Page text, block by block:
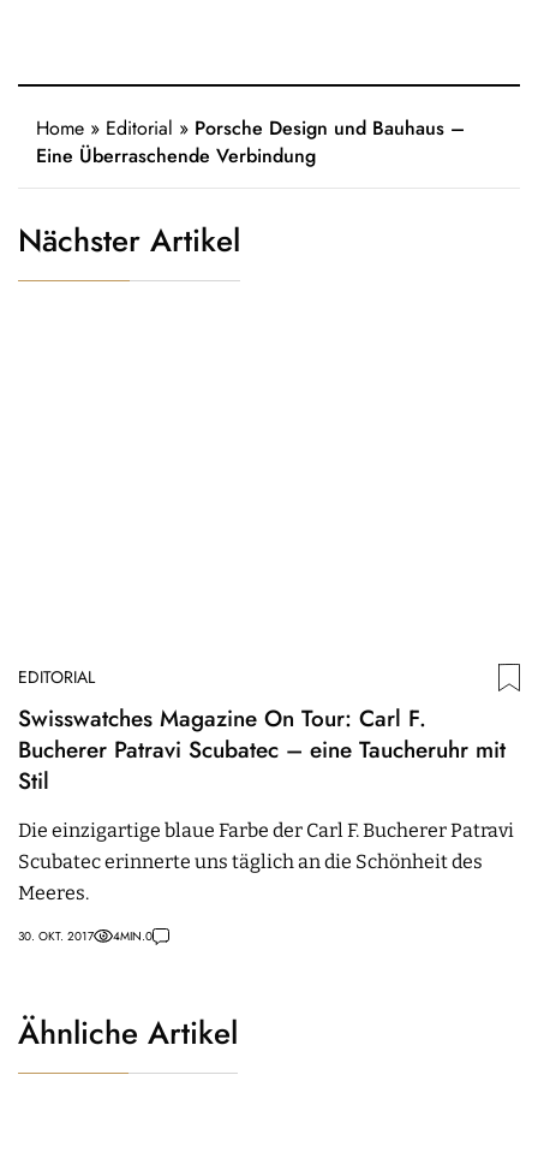
Home » Editorial » Porsche Design und Bauhaus –
Eine Überraschende Verbindung
Nächster Artikel
EDITORIAL
Swisswatches Magazine On Tour: Carl F.
Bucherer Patravi Scubatec – eine Taucheruhr mit
Stil
Die einzigartige blaue Farbe der Carl F. Bucherer Patravi
Scubatec erinnerte uns täglich an die Schönheit des
Meeres.
30. OKT. 2017 4MIN.0
Ähnliche Artikel